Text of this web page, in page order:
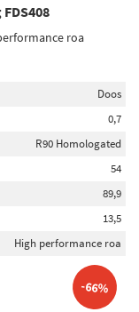
roa
Doos
0,7
R90 Homologated
54
89,9
13,5
High performance roa
-66%